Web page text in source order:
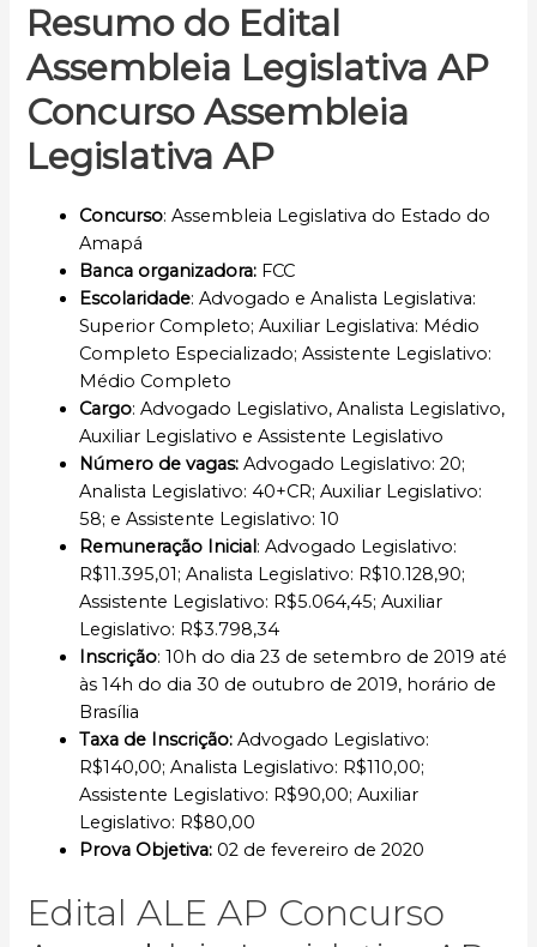
Resumo do Edital
Assembleia Legislativa AP
Concurso Assembleia
Legislativa AP
Concurso: Assembleia Legislativa do Estado do
Amapá
Banca organizadora: FCC
Escolaridade: Advogado e Analista Legislativa:
Superior Completo; Auxiliar Legislativa: Médio
Completo Especializado; Assistente Legislativo:
Médio Completo
Cargo: Advogado Legislativo, Analista Legislativo,
Auxiliar Legislativo e Assistente Legislativo
Número de vagas:Advogado Legislativo: 20;
Analista Legislativo: 40+CR; Auxiliar Legislativo:
58; e Assistente Legislativo: 10
Remuneração Inicial : Advogado Legislativo:
R$11.395,01; Analista Legislativo: R$10.128,90;
Assistente Legislativo: R$5.064,45; Auxiliar
Legislativo: R$3.798,34
Inscrição: 10h do dia 23 de setembro de 2019 até
às 14h do dia 30 de outubro de 2019, horário de
Brasília
Taxa de Inscrição:Advogado Legislativo:
R$140,00; Analista Legislativo: R$110,00;
Assistente Legislativo: R$90,00; Auxiliar
Legislativo: R$80,00
Prova Objetiva: 02 de fevereiro de 2020
Edital ALE AP Concurso